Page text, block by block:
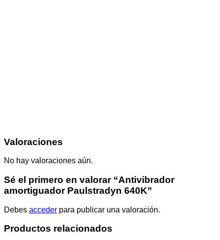
Valoraciones
No hay valoraciones aún.
Sé el primero en valorar “Antivibrador
amortiguador Paulstradyn 640K”
Debes acceder para publicar una valoración.
Productos relacionados